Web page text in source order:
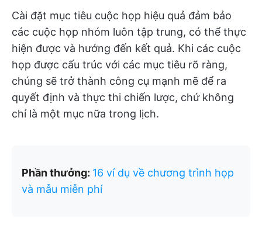
Cài đặt mục tiêu cuộc họp hiệu quả đảm bảo
các cuộc họp nhóm luôn tập trung, có thể thực
hiện được và hướng đến kết quả. Khi các cuộc
họp được cấu trúc với các mục tiêu rõ ràng,
chúng sẽ trở thành công cụ mạnh mẽ để ra
quyết định và thực thi chiến lược, chứ không
chỉ là một mục nữa trong lịch.
Phần thưởng: 16 ví dụ về chương trình họp
và mẫu miễn phí